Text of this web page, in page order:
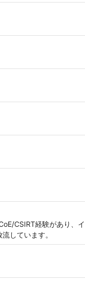
CSIRT経験があり、
しています。